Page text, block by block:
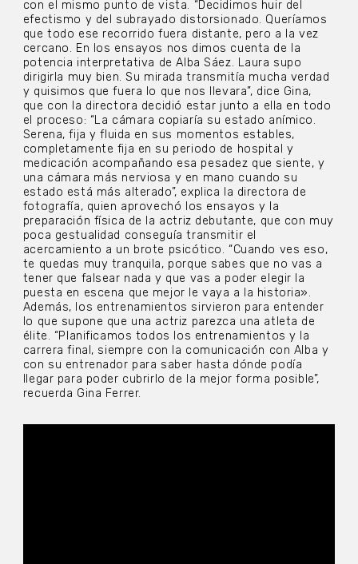
con el mismo punto de vista. “Decidimos huir del
efectismo y del subrayado distorsionado. Queríamos
que todo ese recorrido fuera distante, pero a la vez
cercano. En los ensayos nos dimos cuenta de la
potencia interpretativa de Alba Sáez. Laura supo
dirigirla muy bien. Su mirada transmitía mucha verdad
y quisimos que fuera lo que nos llevara”, dice Gina,
que con la directora decidió estar junto a ella en todo
el proceso: “La cámara copiaría su estado anímico.
Serena, fija y fluida en sus momentos estables,
completamente fija en su periodo de hospital y
medicación acompañando esa pesadez que siente, y
una cámara más nerviosa y en mano cuando su
estado está más alterado”, explica la directora de
fotografía, quien aprovechó los ensayos y la
preparación física de
la actriz debutante, que con muy
poca gestualidad conseguía transmitir el
acercamiento a un brote psicótico. “Cuando ves eso,
te quedas muy tranquila, porque sabes que no vas a
tener que falsear nada y que vas a poder elegir la
puesta en escena que mejor le vaya a la historia».
Además, los entrenamientos sirvieron para entender
lo que supone que una actriz parezca una atleta de
élite. “Planificamos todos los entrenamientos y la
carrera final, siempre con la comunicación con Alba y
con su entrenador para saber hasta dónde podía
llegar para poder cubrirlo de la mejor forma posible”,
recuerda Gina Ferrer.